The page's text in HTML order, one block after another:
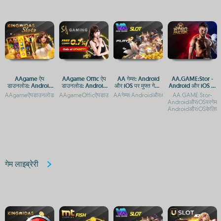
AAgame ऐप
डाउनलोड: Android
और iOS प्लेटफ़ॉर्म पर
गेमिंग एक्सेस
AAgame Offic ऐप
डाउनलोड: Android
और iOS प्लेटफ़ॉर्म पर
एक्सेस गाइड
AA गेम्स: Android
और iOS पर मुफ्त गेमिंग
का आनंद
AA.GAME:Stor -
Android और iOS पर
मुफ्त गेम डाउनलोड करें
AA.GAME:Stor-
गेम लाइब्रेरी